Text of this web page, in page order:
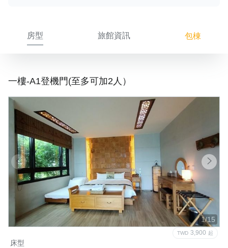
房型 旅館資訊 包棟
一樓-A1登機門(至多可加2人）
1/15
TWD 3,900 起
床型